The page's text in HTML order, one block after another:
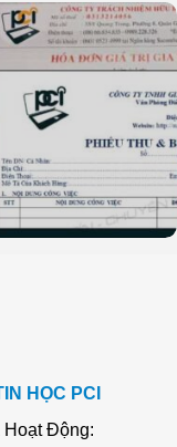
HỌC PCI
Hoạt Động: